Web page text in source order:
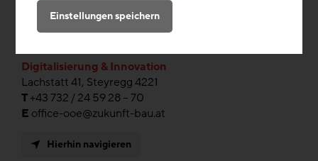
ZAB Zukunftsagentur Bau GmbH
Digitalisierung & Innovation
Lachstatt 41, Steyregg 4221
T+43 732 / 24 59 28 – 70
E office-ooe@zukunft-bau.at
Hierhin navigieren
Einstellungen speichern